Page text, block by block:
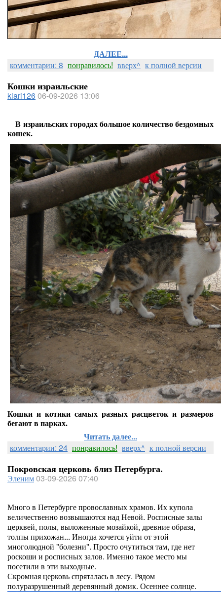
ДАЛЕЕ...
комментарии: 8 понравилось! вверх^ к полной версии
Кошки израильские
klari12606-09-2026 13:06
В израильских городах большое количество бездомных
кошек.
Кошки и котики самых разных расцветок и размеров
бегают в парках.
Читать далее...
комментарии: 24 понравилось! вверх^ к полной версии
Покровская церковь близ Петербурга.
Эленим03-09-2026 07:40
Много в Петербурге провославных храмов. Их купола
величественно возвышаются над Невой. Росписные залы
церквей, полы, выложенные мозайкой, древние образа,
толпы прихожан... Иногда хочется уйти от этой
многолюдной "болезни". Просто очутиться там, где нет
роскоши и росписных залов. Именно такое место мы
посетили в эти выходные.
Скромная церковь спряталась в лесу. Рядом
полуразрушенный деревянный домик. Осеннее солнце.